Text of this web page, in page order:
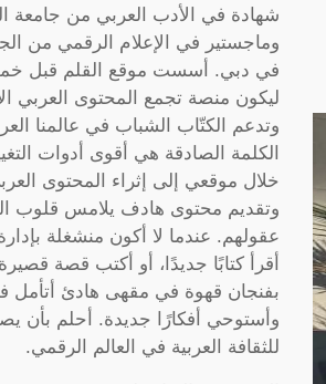
شهادة في الأدب العربي من جامعة
وماجستير في الإعلام الرقمي من
في دبي. أسست موقع القلم قبل
ليكون منصة تجمع المحتوى العربي
وتدعم الكتّاب الشباب في عالمنا
الكلمة الصادقة هي أقوى أدوات
خلال موقعي إلى إثراء المحتوى
وتقديم محتوى هادف يلامس قلوب
عقولهم. عندما لا أكون منشغلة
أقرأ كتابًا جديدًا، أو أكتب قصة
بفنجان قهوة في مقهى هادئ أتأمل
وأستوحي أفكارًا جديدة. أحلم بأن
للثقافة العربية في العالم الرقمي.